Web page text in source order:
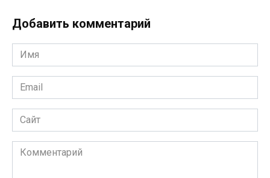
Добавить комментарий
Имя
*
Email
*
Сайт
Комментарий